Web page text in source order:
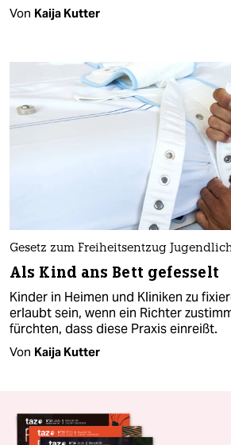
Von Kaija Kutter
Gesetz zum Freiheitsentzug
Als Kind ans Bett gefesselt
Kinder in Heimen und Kliniken zu
erlaubt sein, wenn ein Richter
fürchten, dass diese Praxis einreißt.
Von Kaija Kutter